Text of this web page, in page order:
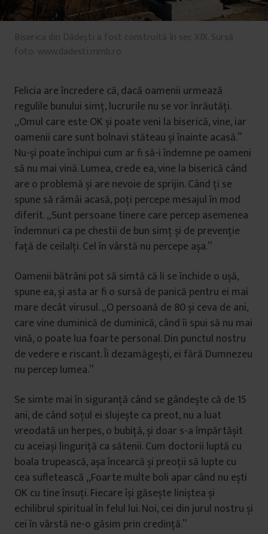
Biserica din Dădești a fost construită în sec XIX. Sursă
foto: www.dadesti.mmb.ro.
Felicia are încredere că, dacă oamenii urmează
regulile bunului simț, lucrurile nu se vor înrăutăți.
„Omul care este OK și poate veni la biserică, vine, iar
oamenii care sunt bolnavi stăteau și înainte acasă.”
Nu-și poate închipui cum ar fi să-i îndemne pe oameni
să nu mai vină. Lumea, crede ea, vine la biserică când
are o problemă și are nevoie de sprijin. Când ți se
spune să rămâi acasă, poți percepe mesajul în mod
diferit. „Sunt persoane tinere care percep asemenea
îndemnuri ca pe chestii de bun simț și de prevenție
față de ceilalți. Cel în vârstă nu percepe așa.”
Oamenii bătrâni pot să simtă că li se închide o ușă,
spune ea, și asta ar fi o sursă de panică pentru ei mai
mare decât virusul. „O persoană de 80 și ceva de ani,
care vine duminică de duminică, când îi spui să nu mai
vină, o poate lua foarte personal. Din punctul nostru
de vedere e riscant. Îi dezamăgești, ei fără Dumnezeu
nu percep lumea.”
Se simte mai în siguranță când se gândește că de 15
ani, de când soțul ei slujește ca preot, nu a luat
vreodată un herpes, o bubiță, și doar s-a împărtășit
cu aceiași linguriță ca sătenii. Cum doctorii luptă cu
boala trupească, așa încearcă și preoții să lupte cu
cea sufletească „Foarte multe boli apar când nu ești
OK cu tine însuți. Fiecare își găsește liniștea și
echilibrul spiritual în felul lui. Noi, cei din jurul nostru și
cei în vârstă ne-o găsim prin credință.”